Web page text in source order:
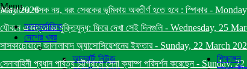
May 2026
আমলাদের শাসক নয়, বরং সেবকের ভূমিকায় অবতীর্ণ হতে হবে : স্পিকার-
যৌবনে একাত্তরের মুক্তিযুদ্ধ: ফিরে দেখা সেই দিনগুলি- Wednesday, 25
সাসকাচোয়ানে জালালাবাদ অ্যাসোসিয়েশনের ইফতার- Sunday, 22 March
সেনাবাহিনী প্রধান পার্বত্য চট্টগ্রামে সেনা ক্যাম্প পরিদর্শন করেছেন- Sunday,
Menu
আন্তর্জাতিক
দেশের খবর
আলবার্টা নিউজ
শিক্ষাঙ্গন